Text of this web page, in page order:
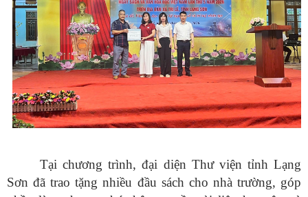
Tại chương trình, đại diện Thư viện tỉnh Lạng
Sơn đã trao tặng nhiều đầu sách cho nhà trường, góp